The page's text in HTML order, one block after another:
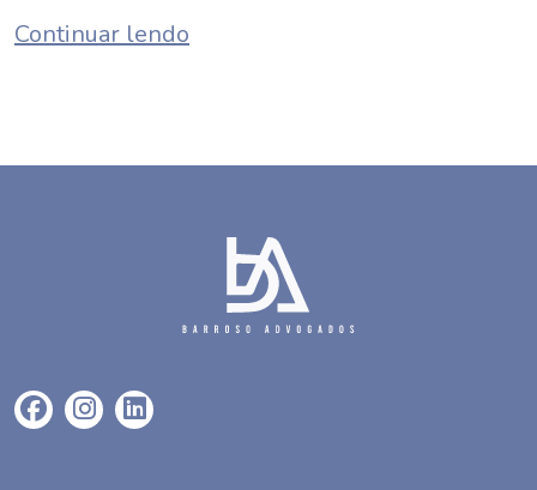
Continuar lendo